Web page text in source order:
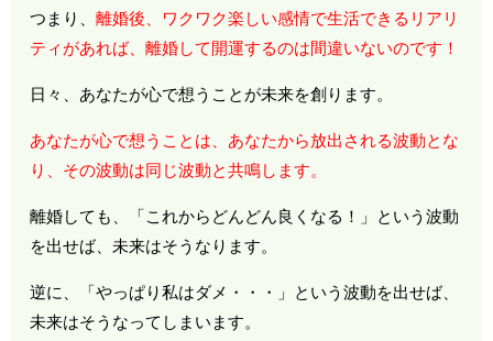
つまり、離婚後、ワクワク楽しい感情で生活できるリアリ
ティがあれば、離婚して開運するのは間違いないのです！
日々、あなたが心で想うことが未来を創ります。
あなたが心で想うことは、あなたから放出される波動とな
り、その波動は同じ波動と共鳴します。
離婚しても、「これからどんどん良くなる！」という波動
を出せば、未来はそうなります。
逆に、「やっぱり私はダメ・・・」という波動を出せば、
未来はそうなってしまいます。